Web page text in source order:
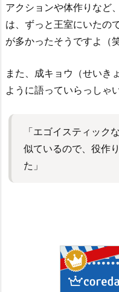
アクションや体作りなど
は、ずっと王室にいたの
が多かったそうですよ（笑
また、成キョウ（せいき
ように語っていらっしゃ
「エゴイスティック
似ているので、役作
た」